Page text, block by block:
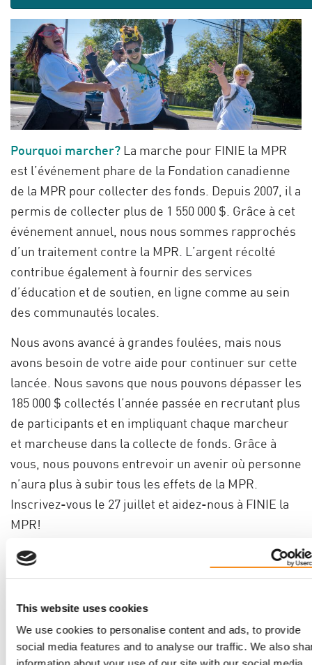
This website uses cookies
We use cookies to personalise content and ads, to provide
social media features and to analyse our traffic. We also
Pourquoi marcher? La marche pour FINIE la MPR
est l’événement phare de la Fondation canadienne
de la MPR pour collecter des fonds. Depuis 2007, il a
permis de collecter plus de 1 550 000 $. Grâce à cet
événement annuel, nous nous sommes rapprochés
d’un traitement contre la MPR. L’argent récolté
contribue également à fournir des services
d’éducation et de soutien, en ligne comme au sein
des communautés locales.
Nous avons avancé à grandes foulées, mais nous
avons besoin de votre aide pour continuer sur cette
lancée. Nous savons que nous pouvons dépasser les
185 000 $ collectés l’année passée en recrutant plus
de participants et en impliquant chaque marcheur
et marcheuse dans la collecte de fonds. Grâce à
vous, nous pouvons entrevoir un avenir où personne
n’aura plus à subir tous les effets de la MPR.
Inscrivez-vous le 27 juillet et aidez-nous à FINIE la
MPR!
Même si vous ne pouvez pas participer à la marche
pour FINIE la MPR ou qu’aucune marche n’est
avoir une incidence importante en sensibilisant les
personnes de votre entourage et en collectant des
fonds pour la recherche contre la MPR! En faisant